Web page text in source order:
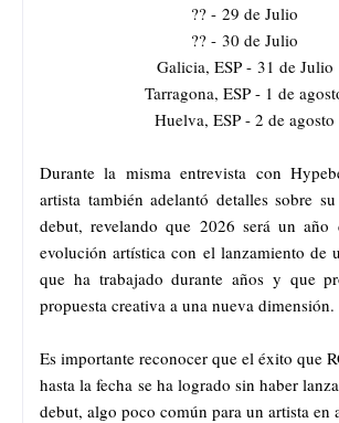
?? - 29 de Julio
?? - 30 de Julio
Galicia, ESP - 31 de Julio
Tarragona, ESP - 1 de
Huelva, ESP - 2 de agosto
Durante la misma entrevista con
artista también adelantó detalles sobre
debut, revelando que 2026 será un año
evolución artística con el lanzamiento de
que ha trabajado durante años y que
propuesta creativa a una nueva dimensión.
Es importante reconocer que el éxito que
hasta la fecha se ha logrado sin haber
debut, algo poco común para un artista en